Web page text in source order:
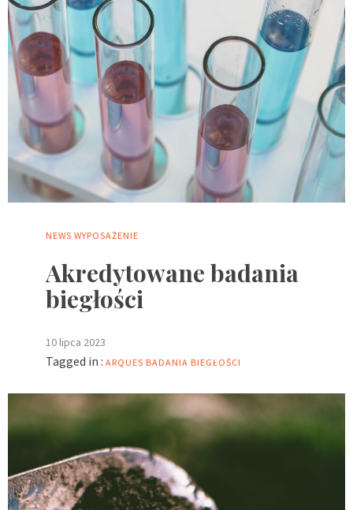
NEWS WYPOSAŻENIE
Akredytowane badania
biegłości
10 lipca 2023
Tagged in : ARQUES BADANIA BIEGŁOŚCI